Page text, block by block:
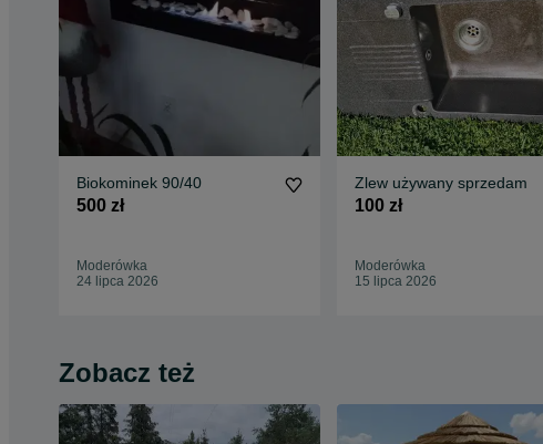
Biokominek 90/40
500 zł
Moderówka
24 lipca 2026
Zlew używany sprzedam
100 zł
Moderówka
15 lipca 2026
Zobacz też